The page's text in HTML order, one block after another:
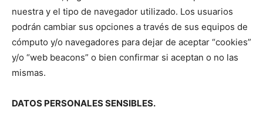
nuestra y el tipo de navegador utilizado. Los usuarios
podrán cambiar sus opciones a través de sus equipos de
cómputo y/o navegadores para dejar de aceptar “cookies”
y/o “web beacons” o bien confirmar si aceptan o no las
mismas.
DATOS PERSONALES SENSIBLES.